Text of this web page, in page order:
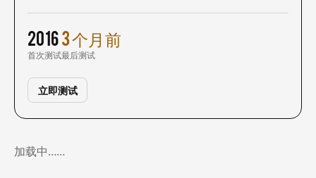
2016
首次测试
3 个月前
最后测试
立即测试
加载中……